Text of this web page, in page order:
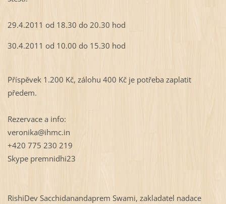
29.4.2011 od 18.30 do 20.30 hod
30.4.2011 od 10.00 do 15.30 hod
Příspěvek 1.200 Kč, zálohu 400 Kč je potřeba zaplatit
předem.
Rezervace a info:
veronika@ihmc.in
+420 775 230 219
Skype premnidhi23
RishiDev Sacchidanandaprem Swami, zakladatel nadace